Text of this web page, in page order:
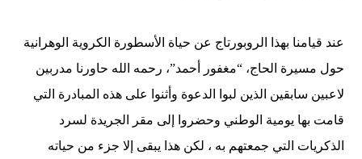
عند قيامنا بهذا الروبورتاج عن حياة الأسطورة الكروية الوهرانية
حول مسيرة الحاج، “مغفور أحمد”، رحمه الله حاورنا مدربين
لاعبين سابقين الذين لبوا الدعوة وأثنوا على هذه المبادرة التي
قامت بها يومية الوطني وحضروا إلى مقر الجريدة لسرد
الذكريات التي جمعتهم به ، لكن هذا يبقى إلا جزء من حياته